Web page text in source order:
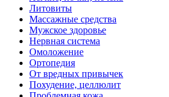
Литовиты
Массажные средства
Мужское здоровье
Нервная система
Омоложение
Ортопедия
От вредных привычек
Похудение, целлюлит